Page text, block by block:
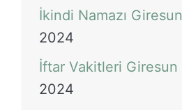
İkindi Namazı Giresun
2024
İftar Vakitleri Giresun
2024